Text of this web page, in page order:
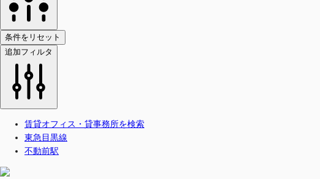
条件をリセット
追加フィルタ
賃貸オフィス・貸事務所を検索
東急目黒線
不動前駅